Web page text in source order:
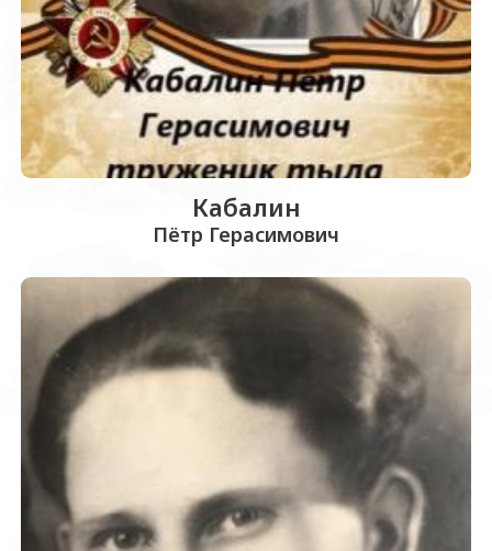
Кабалин
Пётр Герасимович